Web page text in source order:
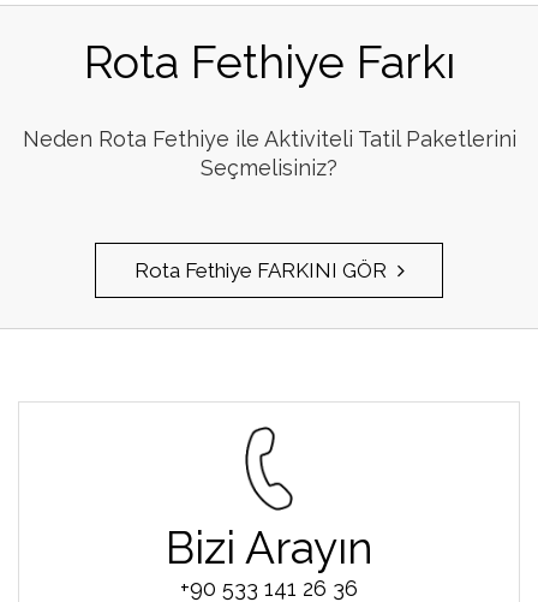
Rota Fethiye Farkı
Neden Rota Fethiye ile Aktiviteli Tatil Paketlerini
Seçmelisiniz?
Rota Fethiye FARKINI GÖR
Bizi Arayın
+90 533 141 26 36